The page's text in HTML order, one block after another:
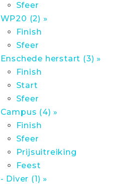
Sfeer
WP20 (2) »
Finish
Sfeer
Enschede herstart (3) »
Finish
Start
Sfeer
Campus (4) »
Finish
Sfeer
Prijsuitreiking
Feest
- Diver (1) »